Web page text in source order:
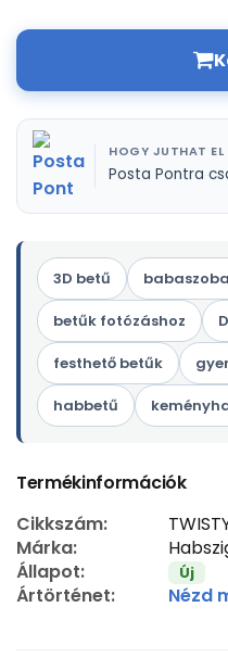
HOGY JUTHAT EL
Posta Pontra
3D betű
betűk fotózáshoz
festhető betűk
habbetű
Termékinformációk
Cikkszám:
Márka:
Állapot:
Új
Ártörténet: Nézd